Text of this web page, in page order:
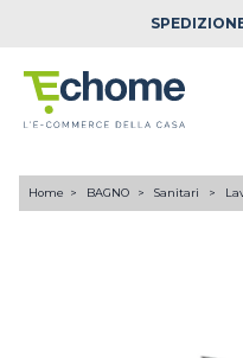
Home BAGNO Sanitari